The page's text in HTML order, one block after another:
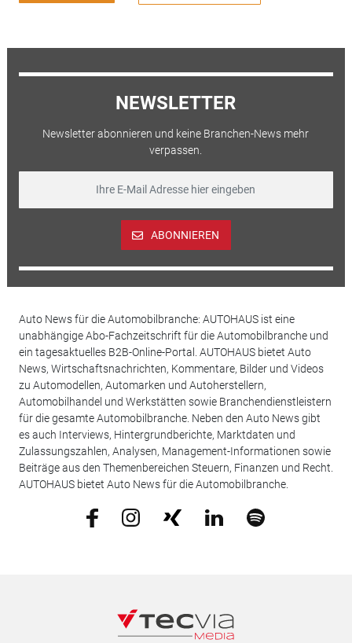
NEWSLETTER
Newsletter abonnieren und keine Branchen-News mehr
verpassen.
ABONNIEREN
Auto News für die Automobilbranche: AUTOHAUS ist eine
unabhängige Abo-Fachzeitschrift für die Automobilbranche und
ein tagesaktuelles B2B-Online-Portal. AUTOHAUS bietet Auto
News, Wirtschaftsnachrichten, Kommentare, Bilder und Videos
zu Automodellen, Automarken und Autoherstellern,
Automobilhandel und Werkstätten sowie Branchendienstleistern
für die gesamte Automobilbranche. Neben den Auto News gibt
es auch Interviews, Hintergrundberichte, Marktdaten und
Zulassungszahlen, Analysen, Management-Informationen sowie
Beiträge aus den Themenbereichen Steuern, Finanzen und Recht.
AUTOHAUS bietet Auto News für die Automobilbranche.